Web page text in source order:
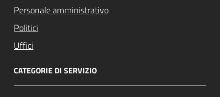
Personale amministrativo
Politici
Uffici
CATEGORIE DI SERVIZIO